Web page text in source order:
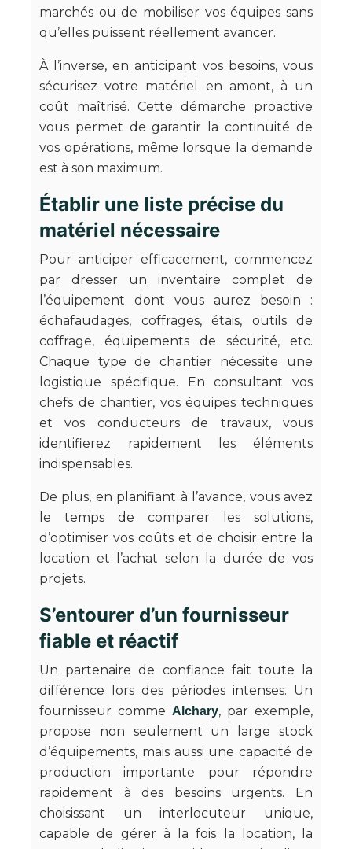
marchés ou de mobiliser vos équipes sans
qu’elles puissent réellement avancer.
À l’inverse, en anticipant vos besoins, vous
sécurisez votre matériel en amont, à un
coût maîtrisé. Cette démarche proactive
vous permet de garantir la continuité de
vos opérations, même lorsque la demande
est à son maximum.
Établir une liste précise du
matériel nécessaire
Pour anticiper efficacement, commencez
par dresser un inventaire complet de
l’équipement dont vous aurez besoin :
échafaudages, coffrages, étais, outils de
coffrage, équipements de sécurité, etc.
Chaque type de chantier nécessite une
logistique spécifique. En consultant vos
chefs de chantier, vos équipes techniques
et vos conducteurs de travaux, vous
identifierez rapidement les éléments
indispensables.
De plus, en planifiant à l’avance, vous avez
le temps de comparer les solutions,
d’optimiser vos coûts et de choisir entre la
location et l’achat selon la durée de vos
projets.
S’entourer d’un fournisseur
fiable et réactif
Un partenaire de confiance fait toute la
différence lors des périodes intenses. Un
fournisseur comme Alchary, par exemple,
propose non seulement un large stock
d’équipements, mais aussi une capacité de
production importante pour répondre
rapidement à des besoins urgents. En
choisissant un interlocuteur unique,
capable de gérer à la fois la location, la